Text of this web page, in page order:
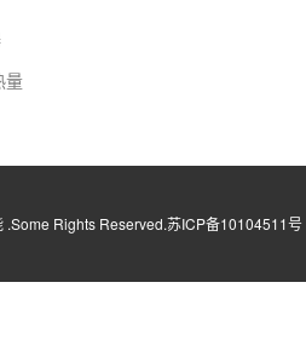
量
.Some Rights Reserved.苏ICP备10104511